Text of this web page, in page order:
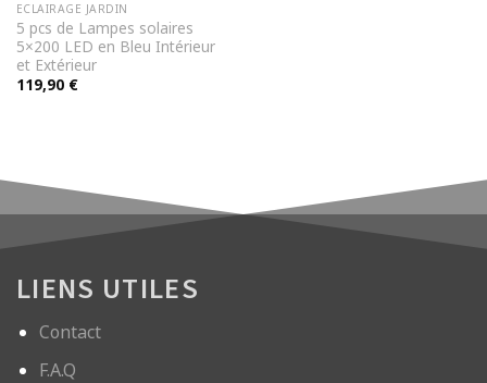
ECLAIRAGE JARDIN
5 pcs de Lampes solaires
5×200 LED en Bleu Intérieur
et Extérieur
119,90 €
LIENS UTILES
Contact
F.A.Q